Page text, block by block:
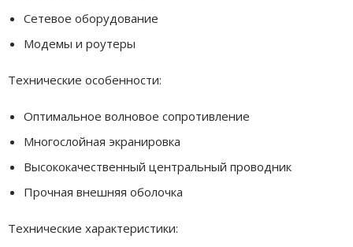
Сетевое оборудование
Модемы и роутеры
Технические особенности:
Оптимальное волновое сопротивление
Многослойная экранировка
Высококачественный центральный проводник
Прочная внешняя оболочка
Технические характеристики: